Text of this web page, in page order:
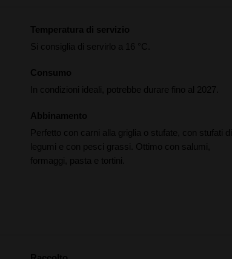
Temperatura di servizio
Si consiglia di servirlo a 16 °C.
Consumo
In condizioni ideali, potrebbe durare fino al 2027.
Abbinamento
Perfetto con carni alla griglia o stufate, con stufati di
legumi e con pesci grassi. Ottimo con salumi,
formaggi, pasta e tortini.